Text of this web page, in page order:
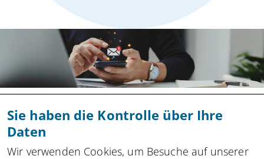
Bleiben Sie vernetzt und
informiert mit unserem
innocam.NRW Newsletter!
Sie haben die Kontrolle über Ihre
Daten
Wir verwenden Cookies, um Besuche auf unserer